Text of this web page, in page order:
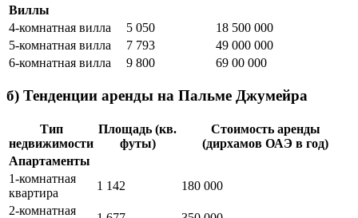
Виллы
4-комнатная вилла
5 050
18 500 000
5-комнатная вилла
7 793
49 000 000
6-комнатная вилла
9 800 69 00 000
б) Тенденции аренды на Пальме Джумейра
Тип
недвижимости
Площадь (кв.
футы)
Стоимость аренды
(дирхамов ОАЭ в год)
Апартаменты
1-комнатная
квартира
1 142
180 000
2-комнатная